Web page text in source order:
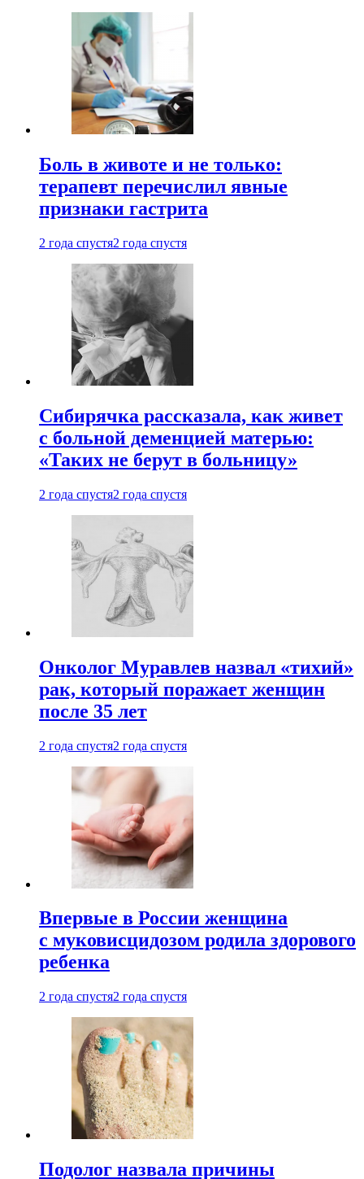
Боль в животе и не только:
терапевт перечислил явные
признаки гастрита
2 года спустя2 года спустя
Сибирячка рассказала, как живет
с больной деменцией матерью:
«Таких не берут в больницу»
2 года спустя2 года спустя
Онколог Муравлев назвал «тихий»
рак, который поражает женщин
после 35 лет
2 года спустя2 года спустя
Впервые в России женщина
с муковисцидозом родила здорового
ребенка
2 года спустя2 года спустя
Подолог назвала причины